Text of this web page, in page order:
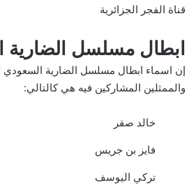
قناة الفجر الجزائرية
ابطال مسلسل الضارية
والممثلين المشاركين فيه هي كالتالي:
خالد صقر
فايز بن جريس
تركي اليوسف